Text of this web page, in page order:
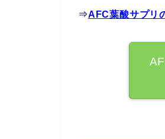
⇒AFC葉酸サプリ